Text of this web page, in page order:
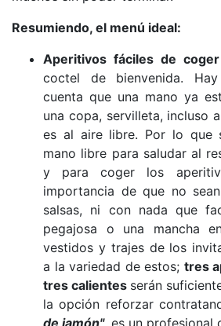
Resumiendo, el menú ideal:
Aperitivos fáciles de
coctel de bienvenida.
cuenta que una mano ya
una copa, servilleta, incluso
es al aire libre. Por lo que
mano libre para saludar al
y para coger los
importancia de que no
salsas, ni con nada que
pegajosa o una mancha
vestidos y trajes de los
a la variedad de estos; tres
tres calientes serán
la opción reforzar
de jamón", es un profesional